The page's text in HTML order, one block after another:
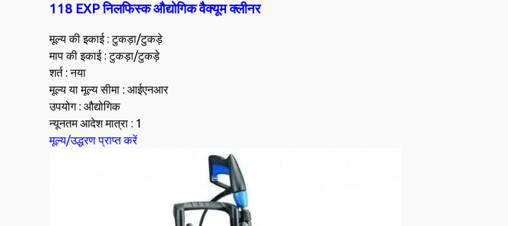
118 EXP निलफिस्क औद्योगिक वैक्यूम क्लीनर
मूल्य की इकाई : टुकड़ा/टुकड़े
माप की इकाई : टुकड़ा/टुकड़े
शर्त : नया
मूल्य या मूल्य सीमा : आईएनआर
उपयोग : औद्योगिक
न्यूनतम आदेश मात्रा : 1
मूल्य/उद्धरण प्राप्त करें